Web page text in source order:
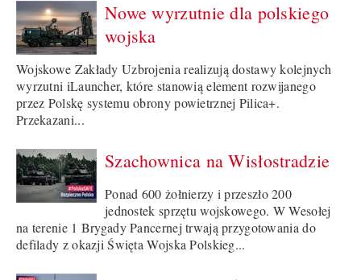
Nowe wyrzutnie dla polskiego
wojska
Wojskowe Zakłady Uzbrojenia realizują dostawy kolejnych
wyrzutni iLauncher, które stanowią element rozwijanego
przez Polskę systemu obrony powietrznej Pilica+.
Przekazani...
Szachownica na Wisłostradzie
Ponad 600 żołnierzy i przeszło 200
jednostek sprzętu wojskowego. W Wesołej
na terenie 1 Brygady Pancernej trwają przygotowania do
defilady z okazji Święta Wojska Polskieg...